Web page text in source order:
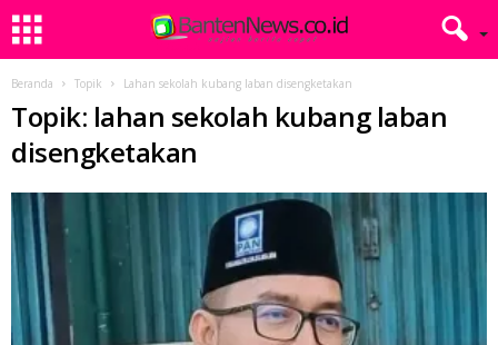
Beranda Topik Lahan sekolah kubang laban disengketakan
Topik: lahan sekolah kubang laban
disengketakan